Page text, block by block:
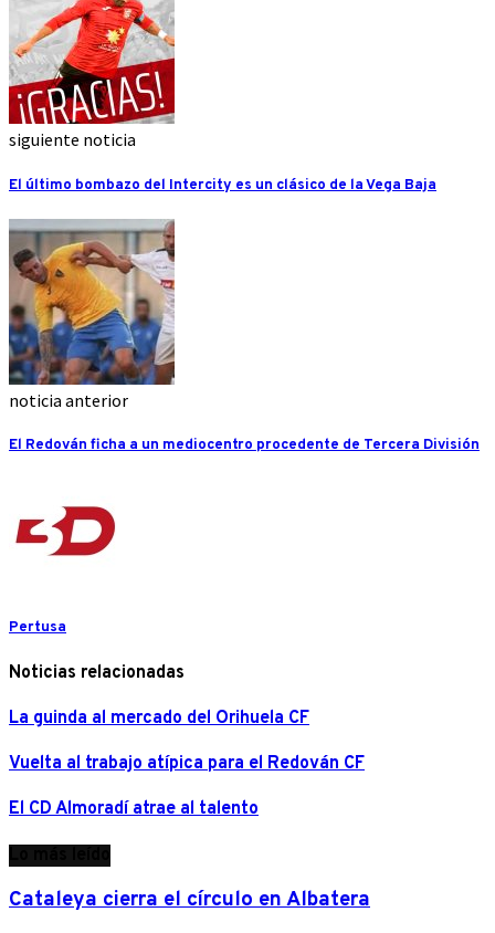
siguiente noticia
El último bombazo del Intercity es un clásico de la Vega Baja
noticia anterior
El Redován ficha a un mediocentro procedente de Tercera División
Pertusa
Noticias relacionadas
La guinda al mercado del Orihuela CF
Vuelta al trabajo atípica para el Redován CF
El CD Almoradí atrae al talento
Cataleya cierra el círculo en Albatera